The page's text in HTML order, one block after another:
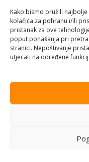
Kako bismo pružili
kolačića za pohranu i/ili
pristanak za ove
poput ponašanja pri
stranici. Nepoštivanje
utjecati na određene
Kontakt informacije
Branilaca Bosne, 75
+387 35 555 999
info@pconer.ba